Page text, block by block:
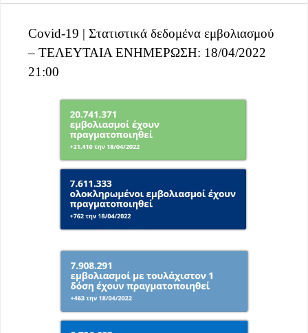
Covid-19 | Στατιστικά δεδομένα εμβολιασμού
– ΤΕΛΕΥΤΑΙΑ ΕΝΗΜΕΡΩΣΗ: 18/04/2022
21:00